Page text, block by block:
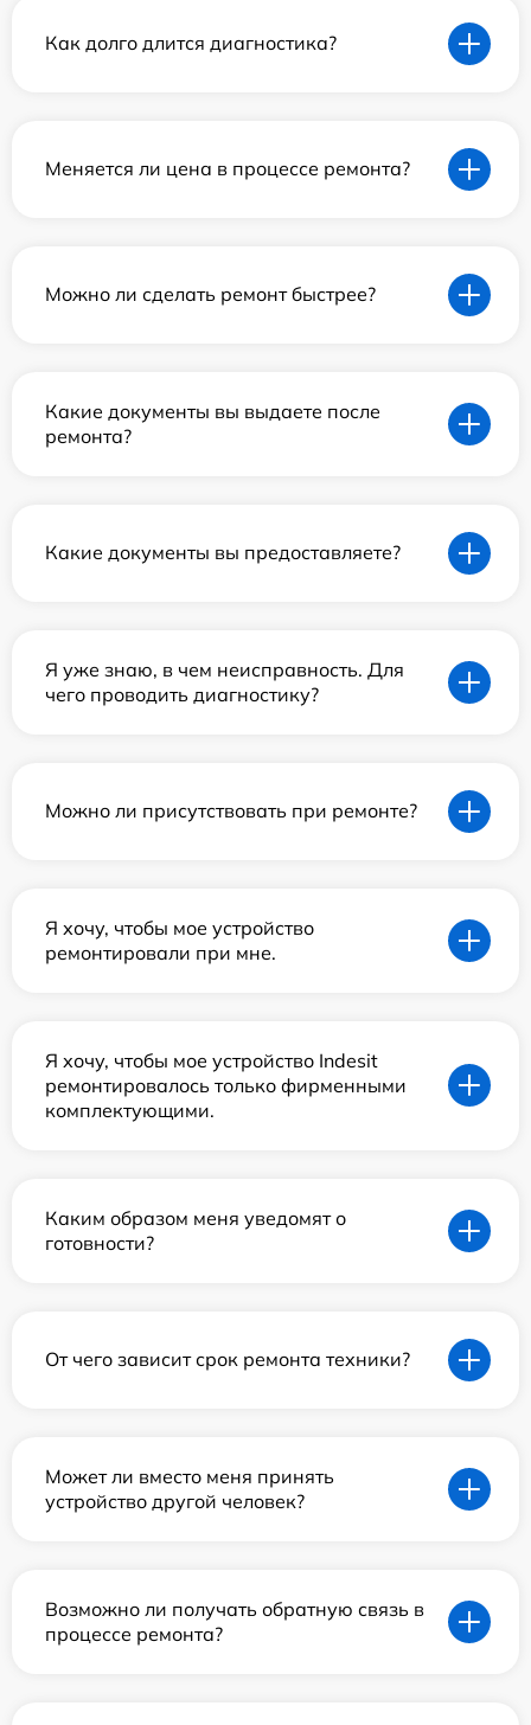
Как долго длится диагностика?
Меняется ли цена в процессе ремонта?
Можно ли сделать ремонт быстрее?
Какие документы вы выдаете после
ремонта?
Какие документы вы предоставляете?
Я уже знаю, в чем неисправность. Для
чего проводить диагностику?
Можно ли присутствовать при ремонте?
Я хочу, чтобы мое устройство
ремонтировали при мне.
Я хочу, чтобы мое устройство Indesit
ремонтировалось только фирменными
комплектующими.
Каким образом меня уведомят о
готовности?
От чего зависит срок ремонта техники?
Может ли вместо меня принять
устройство другой человек?
Возможно ли получать обратную связь в
процессе ремонта?